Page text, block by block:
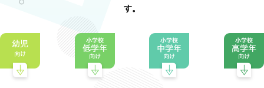
す。